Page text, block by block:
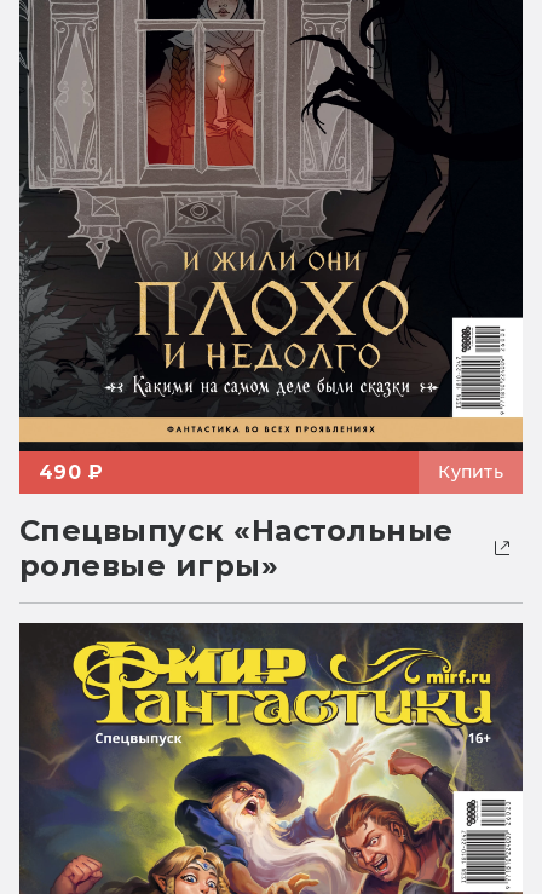
490 ₽ Купить
Спецвыпуск «Настольные
ролевые игры»